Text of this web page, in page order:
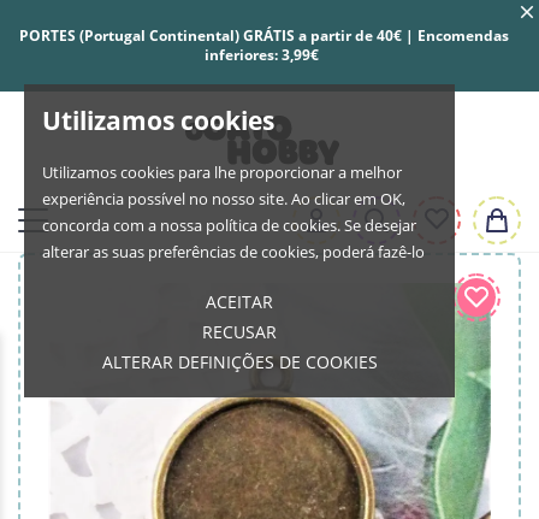
Utilizamos cookies
Utilizamos cookies para lhe proporcionar a melhor
experiência possível no nosso site. Ao clicar em OK,
concorda com a nossa política de cookies. Se desejar
alterar as suas preferências de cookies, poderá fazê-lo
ACEITAR
RECUSAR
ALTERAR DEFINIÇÕES DE COOKIES
PORTES (Portugal Continental) GRÁTIS a partir de 40€ | Encomendas
inferiores: 3,99€